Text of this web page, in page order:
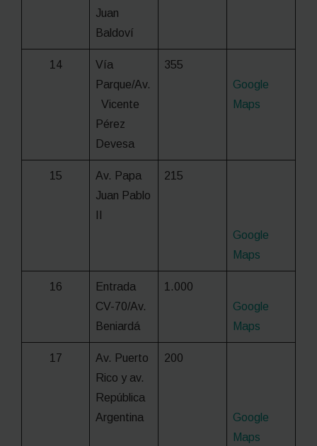
Juan
Baldoví
14
Vía
Parque/Av.
Vicente
Pérez
Devesa
355
Google
Maps
15
Av. Papa
Juan Pablo
215
Google
Maps
16
Entrada
CV-70/Av.
Beniardá
1.000
Google
Maps
17
Av. Puerto
Rico y av.
República
Argentina
200
Google
Maps